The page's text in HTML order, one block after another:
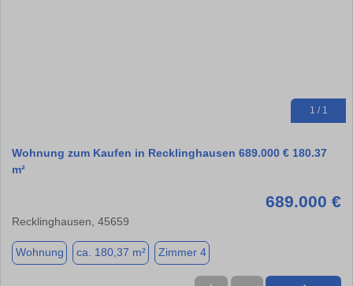
1 / 1
Wohnung zum Kaufen in Recklinghausen 689.000 € 180.37
m²
689.000 €
Recklinghausen, 45659
Wohnung ca. 180,37 m² Zimmer 4